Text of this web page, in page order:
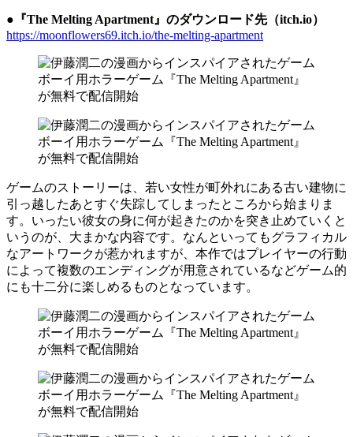
●『The Melting Apartment』のダウンロード先（itch.io）
https://moonflowers69.itch.io/the-melting-apartment
ゲームのストーリーは、若い女性が町外れにある古い建物に
引っ越したあとすぐ失踪してしまったところから始まりま
す。いったい彼女の身に何が起きたのかを突き止めていくと
いうのが、大まかな内容です。なんといってもグラフィカル
なアートワークが惹かれますが、本作ではプレイヤーの行動
によって複数のエンディングが用意されているなどゲーム的
にも十二分に楽しめるものとなっています。